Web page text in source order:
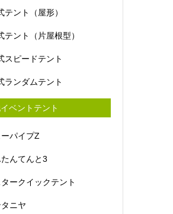
テント（屋形）
テント（片屋根型）
スピードテント
ランダムテント
ベントテント
パイプZ
んてんと3
タークイックテント
ニヤ